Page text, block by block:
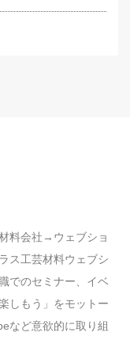
料会社→ウェブショ
ス工芸材料ウェブシ
でのセミナー、イベ
しもう」をモットー
など意欲的に取り組